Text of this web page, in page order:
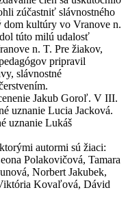
zúčastniť slávnostného
kultúry vo Vranove n.
túto milú udalosť
n. T. Pre žiakov,
pripravil
slávnostné
Jakub Goroľ. V III.
uznanie Lucia Jacková.
uznanie Lukáš
autormi sú žiaci:
Polakovičová, Tamara
Norbert Jakubek,
Kovaľová, Dávid